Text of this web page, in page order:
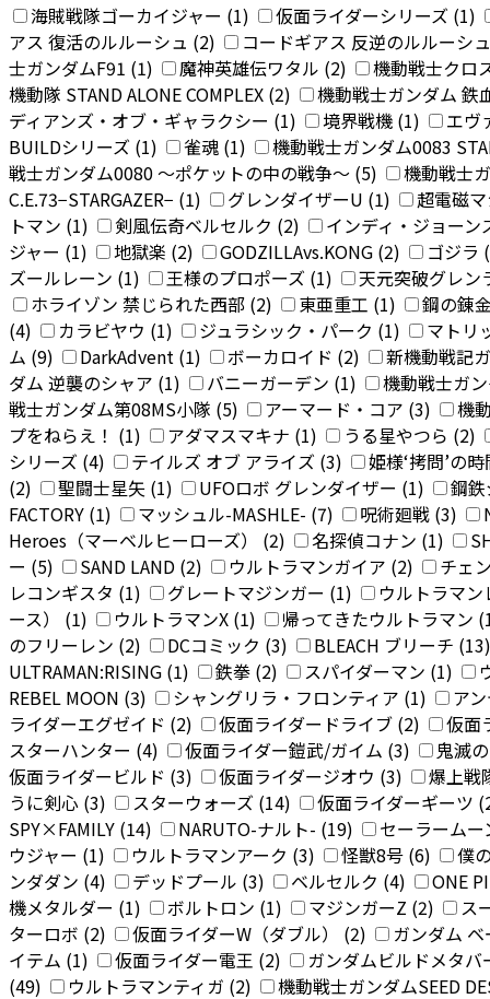
海賊戦隊ゴーカイジャー (1)
仮面ライダーシリーズ (1)
アス 復活のルルーシュ (2)
コードギアス 反逆のルルーシ
士ガンダムF91 (1)
魔神英雄伝ワタル (2)
機動戦士クロ
機動隊 STAND ALONE COMPLEX (2)
機動戦士ガンダム
ディアンズ・オブ・ギャラクシー (1)
境界戦機 (1)
エヴ
BUILDシリーズ (1)
雀魂 (1)
機動戦士ガンダム0083
戦士ガンダム0080 〜ポケットの中の戦争〜 (5)
機動戦士
C.E.73−STARGAZER− (1)
グレンダイザーU (1)
超電磁
トマン (1)
剣風伝奇ベルセルク (2)
インディ・ジョー
ジャー (1)
地獄楽 (2) GODZILLAvs.KONG (2)
ゴジラ
ズールレーン (1)
王様のプロポーズ (1)
天元突破グレ
ホライゾン 禁じられた西部 (2)
東亜重工 (1)
鋼の錬
(4)
カラビヤウ (1) ジュラシック・パーク (1)
マトリ
ム (9)
DarkAdvent (1) ボーカロイド (2)
新機動戦記
ダム 逆襲のシャア (1)
バニーガーデン (1)
機動戦士ガ
戦士ガンダム第08MS小隊 (5)
アーマード・コア (3)
機
プをねらえ！ (1)
アダマスマキナ (1)
うる星やつら (2)
シリーズ (4)
テイルズ オブ アライズ (3)
姫様‘拷問’の
(2)
聖闘士星矢 (1) UFOロボ グレンダイザー (1)
鋼
FACTORY (1)
マッシュル-MASHLE- (7) 呪術廻戦 (3)
Heroes（マーベルヒーローズ） (2)
名探偵コナン (1)
ー (5)
SAND LAND (2) ウルトラマンガイア (2)
チェ
レコンギスタ (1)
グレートマジンガー (1)
ウルトラマ
ース） (1)
ウルトラマンX (1)
帰ってきたウルトラマン
のフリーレン (2)
DCコミック (3)
BLEACH ブリーチ
ULTRAMAN:RISING (1)
鉄拳 (2) スパイダーマン (1)
REBEL MOON (3)
シャングリラ・フロンティア (1)
ア
ライダーエグゼイド (2)
仮面ライダードライブ (2)
仮面
スターハンター (4)
仮面ライダー鎧武/ガイム (3)
鬼滅
仮面ライダービルド (3)
仮面ライダージオウ (3)
爆上戦
うに剣心 (3)
スターウォーズ (14)
仮面ライダーギーツ
SPY×FAMILY (14)
NARUTO-ナルト- (19)
セーラーム
ウジャー (1)
ウルトラマンアーク (3) 怪獣8号 (6)
僕
ンダダン (4)
デッドプール (3) ベルセルク (4)
ONE
機メタルダー (1)
ボルトロン (1) マジンガーZ (2)
ス
ターロボ (2)
仮面ライダーW（ダブル） (2)
ガンダム
イテム (1)
仮面ライダー電王 (2)
ガンダムビルドメタ
(49)
ウルトラマンティガ (2)
機動戦士ガンダムSEED